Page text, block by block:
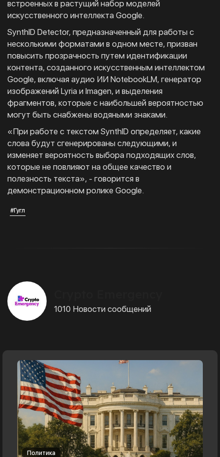
встроенных в растущий набор моделей
искусственного интеллекта Google.
SynthID Detector, предназначенный для работы с
несколькими форматами в одном месте, призван
повысить прозрачность путем идентификации
контента, созданного искусственным интеллектом
Google, включая аудио ИИ NotebookLM, генератор
изображений Lyria и Imagen, и выделения
фрагментов, которые с наибольшей вероятностью
могут быть снабжены водяными знаками.
«При работе с текстом SynthID определяет, какие
слова будут сгенерированы следующими, и
изменяет вероятность выбора подходящих слов,
которые не повлияют на общее качество и
полезность текста», - говорится в
демонстрационном ролике Google.
#Гугл
1010 Новости сообщений
Политика